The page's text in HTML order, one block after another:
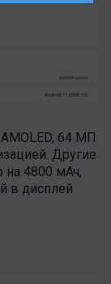
64 МП
Другие
на 4800 мАч,
в дисплей